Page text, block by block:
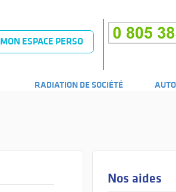
MON ESPACE PERSO
RADIATION DE SOCIÉTÉ
Nos aides